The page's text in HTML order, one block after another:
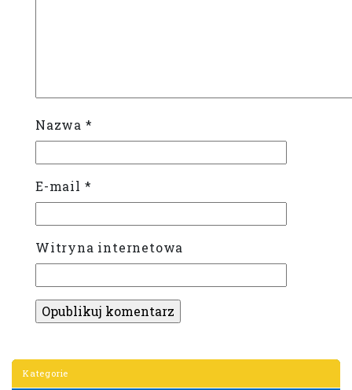
Kategorie
Nazwa *
E-mail *
Witryna internetowa